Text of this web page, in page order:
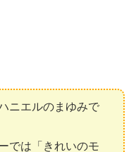
ニエルのまゆみで
では「きれいのモ